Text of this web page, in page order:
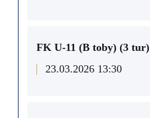
FK U-11 (В toby) (3 tur)
23.03.2026 13:30